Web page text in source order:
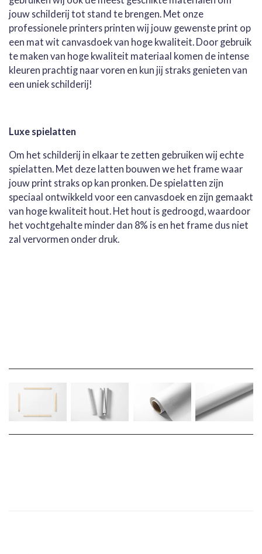
jouw schilderij tot stand te brengen. Met onze
professionele printers printen wij jouw gewenste print op
een mat wit canvasdoek van hoge kwaliteit. Door gebruik
te maken van hoge kwaliteit materiaal komen de intense
kleuren prachtig naar voren en kun jij straks genieten van
een uniek schilderij!
Luxe spielatten
Om het schilderij in elkaar te zetten gebruiken wij echte
spielatten. Met deze latten bouwen we het frame waar
jouw print straks op kan pronken. De spielatten zijn
speciaal ontwikkeld voor een canvasdoek en zijn gemaakt
van hoge kwaliteit hout. Het hout is gedroogd, waardoor
het vochtgehalte minder dan 8% is en het frame dus niet
zal vervormen onder druk.